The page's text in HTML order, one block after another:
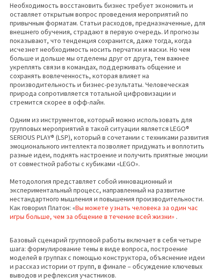
Необходимость восстановить бизнес требует экономить и
оставляет открытым вопрос проведения мероприятий по
привычным форматам. Статьи расходов, предназначенные, для
внешнего обучения, страдают в первую очередь. И прогнозы
показывают, что тенденция сохранится, даже тогда, когда
исчезнет необходимость носить перчатки и маски. Но чем
больше и дольше мы отделены друг от друга, тем важнее
укреплять связи в командах, поддерживать общение и
сохранять вовлеченность, которая влияет на
производительность и бизнес-результаты. Человеческая
природа сопротивляется тотальной цифровизации и
стремится скорее в офф-лайн.
Одним из инструментов, который можно использовать для
групповых мероприятий в такой ситуации является LEGO®
SERIOUS PLAY® (LSP), который в сочетании с техниками развития
эмоционального интеллекта позволяет придумать и воплотить
разные идеи, поднять настроение и получить приятные эмоции
от совместной работы с кубиками «LEGO».
Методология представляет собой инновационный и
экспериментальный процесс, направленный на развитие
нестандартного мышления и повышения производительности.
Как говорил Платон: «Вы можете узнать человека за один час
игры больше, чем за общение в течение всей жизни» .
Базовый сценарий групповой работы включает в себя четыре
шага: формулирование темы в виде вопроса, построение
моделей в группах с помощью конструктора, объяснение идеи
и рассказ истории от групп, в финале – обсуждение ключевых
выводов и рефлексия участников.